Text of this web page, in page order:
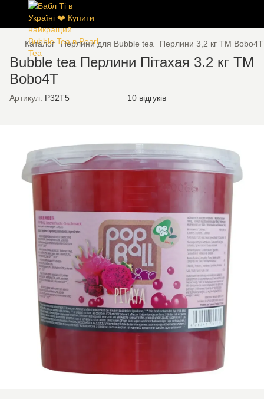
Каталог Перлини для Bubble tea Перлини 3,2 кг TM Bobo4T
Bubble tea Перлини Пітахая 3.2 кг TM
Bobo4T
Артикул: P32T5 10 відгуків